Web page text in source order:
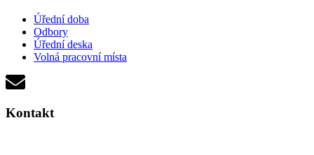
Úřední doba
Odbory
Úřední deska
Volná pracovní místa
Kontakt